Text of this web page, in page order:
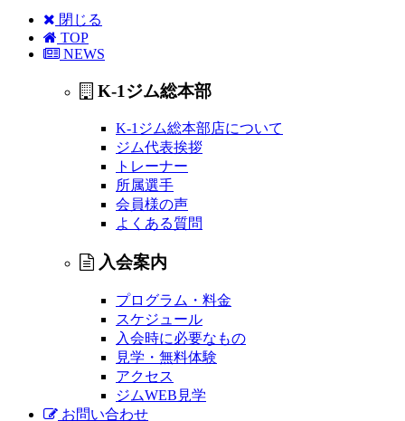
閉じる
TOP
NEWS
K-1ジム総本部
K-1ジム総本部店について
ジム代表挨拶
トレーナー
所属選手
会員様の声
よくある質問
入会案内
プログラム・料金
スケジュール
入会時に必要なもの
見学・無料体験
アクセス
ジムWEB見学
お問い合わせ